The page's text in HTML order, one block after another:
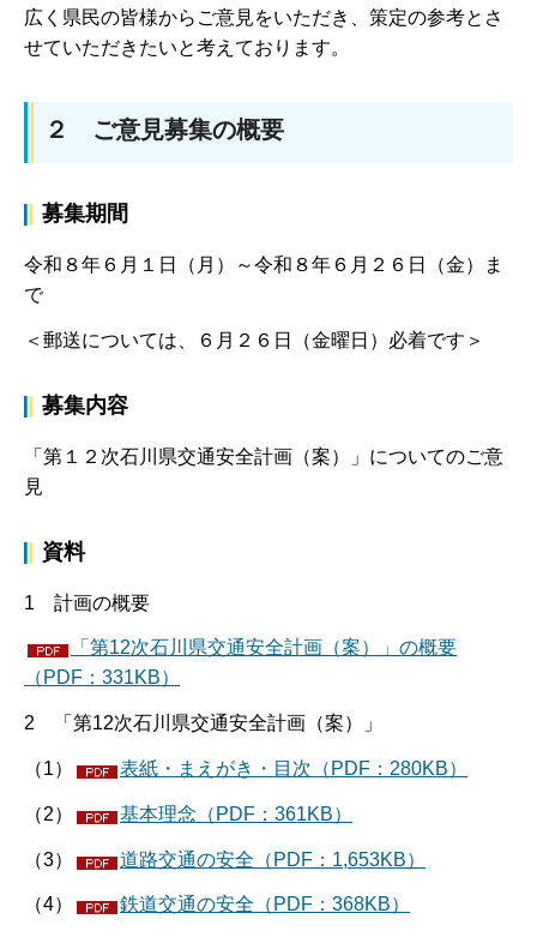
広く県民の皆様からご意見をいただき、策定の参考とさ
せていただきたいと考えております。
２ ご意見募集の概要
募集期間
令和８年６月１日（月）～令和８年６月２６日（金）ま
で
＜郵送については、６月２６日（金曜日）必着です＞
募集内容
「第１２次石川県交通安全計画（案）」についてのご意
見
資料
1 計画の概要
「第12次石川県交通安全計画（案）」の概要
（PDF：331KB）
2 「第12次石川県交通安全計画（案）」
（1） 表紙・まえがき・目次（PDF：280KB）
（2） 基本理念（PDF：361KB）
（3） 道路交通の安全（PDF：1,653KB）
（4） 鉄道交通の安全（PDF：368KB）